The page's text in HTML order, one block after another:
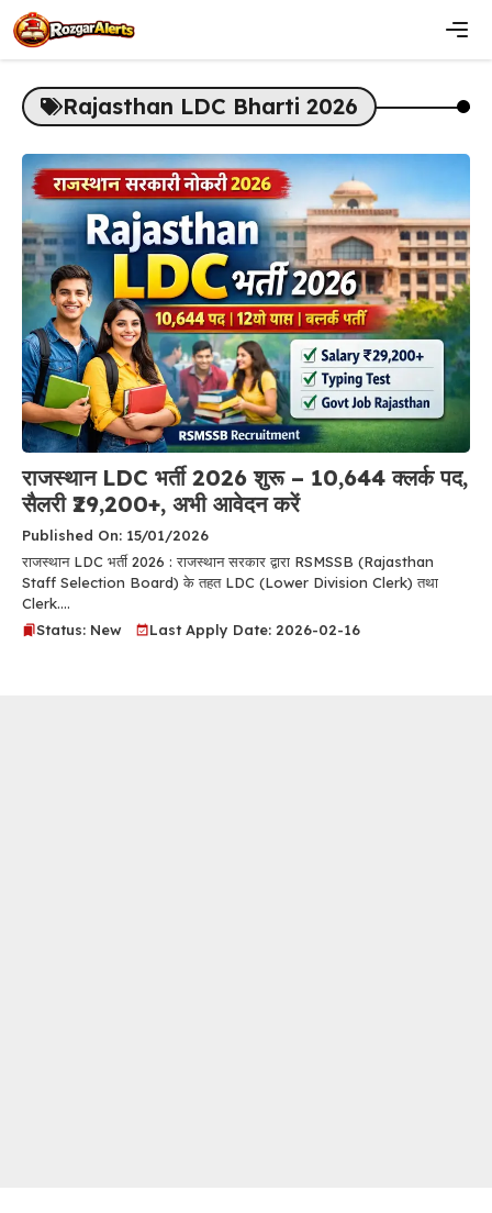
Skip
to
content
Rajasthan LDC Bharti 2026
राजस्थान LDC भर्ती 2026 शुरू – 10,644 क्लर्क पद,
सैलरी ₹29,200+, अभी आवेदन करें
Published On: 15/01/2026
राजस्थान LDC भर्ती 2026 : राजस्थान सरकार द्वारा RSMSSB (Rajasthan
Staff Selection Board) के तहत LDC (Lower Division Clerk) तथा
Clerk....
Status: New
Last Apply Date: 2026-02-16